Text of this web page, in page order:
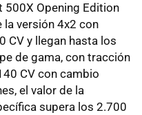
500X Opening Edition
la versión 4x2 con
CV y llegan hasta los
de gama, con tracción
CV con cambio
el valor de la
supera los 2.700